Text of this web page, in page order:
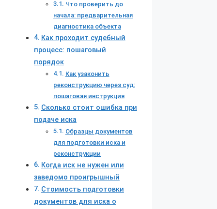
Что проверить до
начала: предварительная
диагностика объекта
Как проходит судебный
процесс: пошаговый
порядок
Как узаконить
реконструкцию через суд:
пошаговая инструкция
Сколько стоит ошибка при
подаче иска
Образцы документов
для подготовки иска и
реконструкции
Когда иск не нужен или
заведомо проигрышный
Стоимость подготовки
документов для иска о